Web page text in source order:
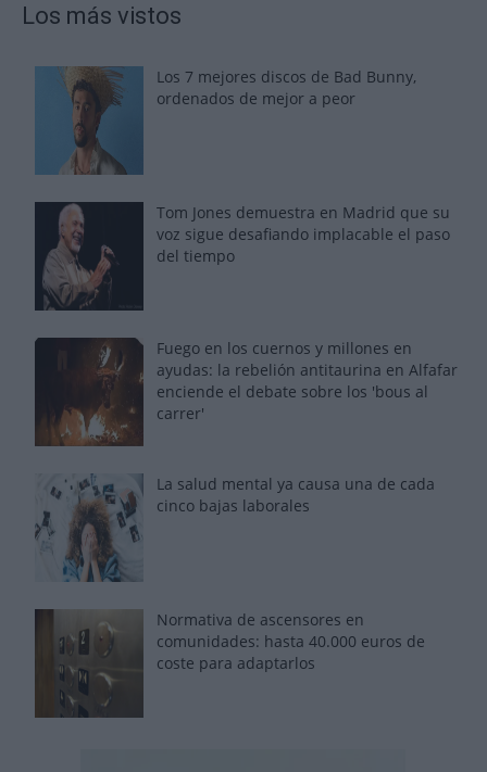
Los más vistos
Los 7 mejores discos de Bad Bunny,
ordenados de mejor a peor
Tom Jones demuestra en Madrid que su
voz sigue desafiando implacable el paso
del tiempo
Fuego en los cuernos y millones en
ayudas: la rebelión antitaurina en Alfafar
enciende el debate sobre los 'bous al
carrer'
La salud mental ya causa una de cada
cinco bajas laborales
Normativa de ascensores en
comunidades: hasta 40.000 euros de
coste para adaptarlos